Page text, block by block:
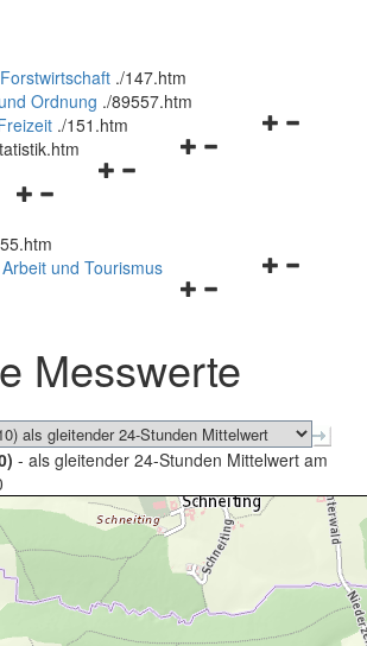
./147.htm
Ordnung ./89557.htm
Navigationsmenü
./151.htm
Navigationsmenü
Navigationsmenü
und
schließen
Navigationsmenü
schließen
und Tourismus
Messwerte
- als gleitender 24-Stunden Mittelwert am